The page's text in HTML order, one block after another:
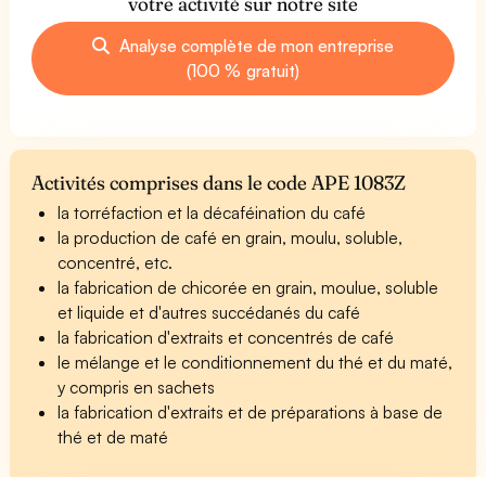
Analyse complète de mon entreprise
(100 % gratuit)
Activités comprises dans le code APE 1083Z
la torréfaction et la décaféination du café
la production de café en grain, moulu, soluble,
concentré, etc.
la fabrication de chicorée en grain, moulue, soluble
et liquide et d'autres succédanés du café
la fabrication d'extraits et concentrés de café
le mélange et le conditionnement du thé et du maté,
y compris en sachets
la fabrication d'extraits et de préparations à base de
thé et de maté